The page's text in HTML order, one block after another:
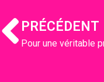
PRÉCÉDENT